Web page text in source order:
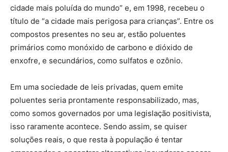
cidade mais poluída do mundo” e, em 1998, recebeu o
título de “a cidade mais perigosa para crianças”. Entre os
compostos presentes no seu ar, estão poluentes
primários como monóxido de carbono e dióxido de
enxofre, e secundários, como sulfatos e ozônio.
Em uma sociedade de leis privadas, quem emite
poluentes seria prontamente responsabilizado, mas,
como somos governados por uma legislação positivista,
isso raramente acontece. Sendo assim, se quiser
soluções reais, o que resta à população é tentar